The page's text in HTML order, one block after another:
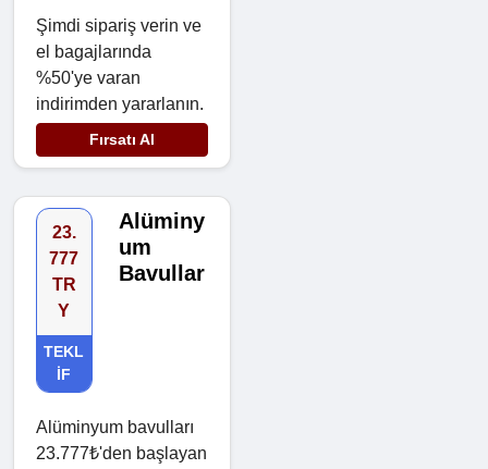
Şimdi sipariş verin ve
el bagajlarında
%50'ye varan
indirimden yararlanın.
Fırsatı Al
23.
777
TR
Y
TEKL
IF
Alüminy
um
Bavullar
Alüminyum bavulları
23.777₺'den başlayan